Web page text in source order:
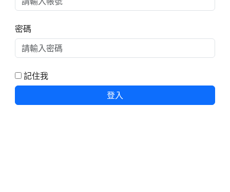
密碼
記住我
登入